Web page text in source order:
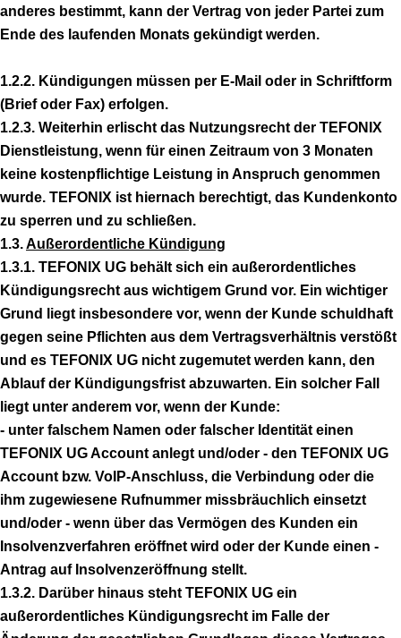
anderes bestimmt, kann der Vertrag von jeder Partei zum
Ende des laufenden Monats gekündigt werden.
1.2.2. Kündigungen müssen per E-Mail oder in Schriftform
(Brief oder Fax) erfolgen.
1.2.3. Weiterhin erlischt das Nutzungsrecht der TEFONIX
Dienstleistung, wenn für einen Zeitraum von 3 Monaten
keine kostenpflichtige Leistung in Anspruch genommen
wurde. TEFONIX ist hiernach berechtigt, das Kundenkonto
zu sperren und zu schließen.
1.3.Außerordentliche Kündigung
1.3.1. TEFONIX UG behält sich ein außerordentliches
Kündigungsrecht aus wichtigem Grund vor. Ein wichtiger
Grund liegt insbesondere vor, wenn der Kunde schuldhaft
gegen seine Pflichten aus dem Vertragsverhältnis verstößt
und es TEFONIX UG nicht zugemutet werden kann, den
Ablauf der Kündigungsfrist abzuwarten. Ein solcher Fall
liegt unter anderem vor, wenn der Kunde:
- unter falschem Namen oder falscher Identität einen
TEFONIX UG Account anlegt und/oder - den TEFONIX UG
Account bzw. VoIP-Anschluss, die Verbindung oder die
ihm zugewiesene Rufnummer missbräuchlich einsetzt
und/oder - wenn über das Vermögen des Kunden ein
Insolvenzverfahren eröffnet wird oder der Kunde einen -
Antrag auf Insolvenzeröffnung stellt.
1.3.2. Darüber hinaus steht TEFONIX UG ein
außerordentliches Kündigungsrecht im Falle der